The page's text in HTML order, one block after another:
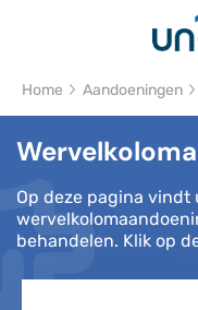
Kruimelpad
Home Aandoeningen
Op deze pagina
behandelen. Klik op